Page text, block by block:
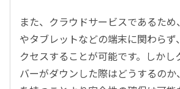
また、クラウドサービスであるた
やタブレットなどの端末に関わらず
クセスすることが可能です。しかし
バーがダウンした際はどうするのか